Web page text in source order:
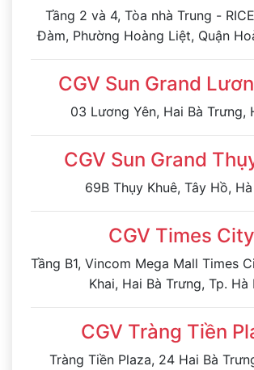
Tầng 2 và 4, Tòa nhà Trung -
Đàm, Phường Hoàng Liệt, Quận
Hà Nội
CGV Sun Grand
03 Lương Yên, Hai Bà Trưng,
CGV Sun Grand
69B Thụy Khuê, Tây Hồ,
CGV Times City
Tầng B1, Vincom Mega Mall Times
Khai, Hai Bà Trưng, Tp. Hà
CGV Tràng Tiền
Tràng Tiền Plaza, 24 Hai Bà